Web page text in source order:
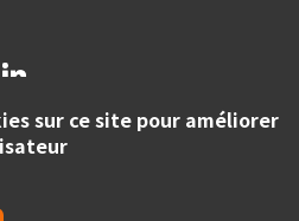
Autorité organisatrice des
toulousaine.
sur ce site pour améliorer